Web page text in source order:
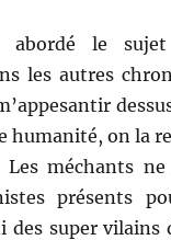
abordé le
les autres
humanité, on la
Les méchants
présents
des super vilains